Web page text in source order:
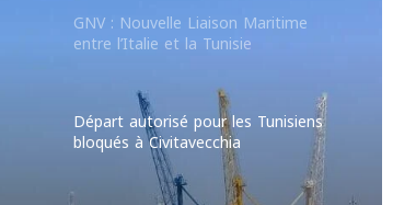
GNV : Nouvelle Liaison Maritime
entre l’Italie et la Tunisie
Départ autorisé pour les Tunisiens
bloqués à Civitavecchia